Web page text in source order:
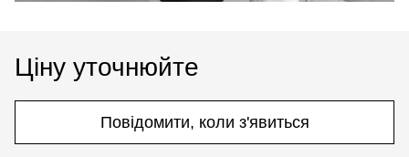
Ціну уточнюйте
Повідомити, коли з'явиться